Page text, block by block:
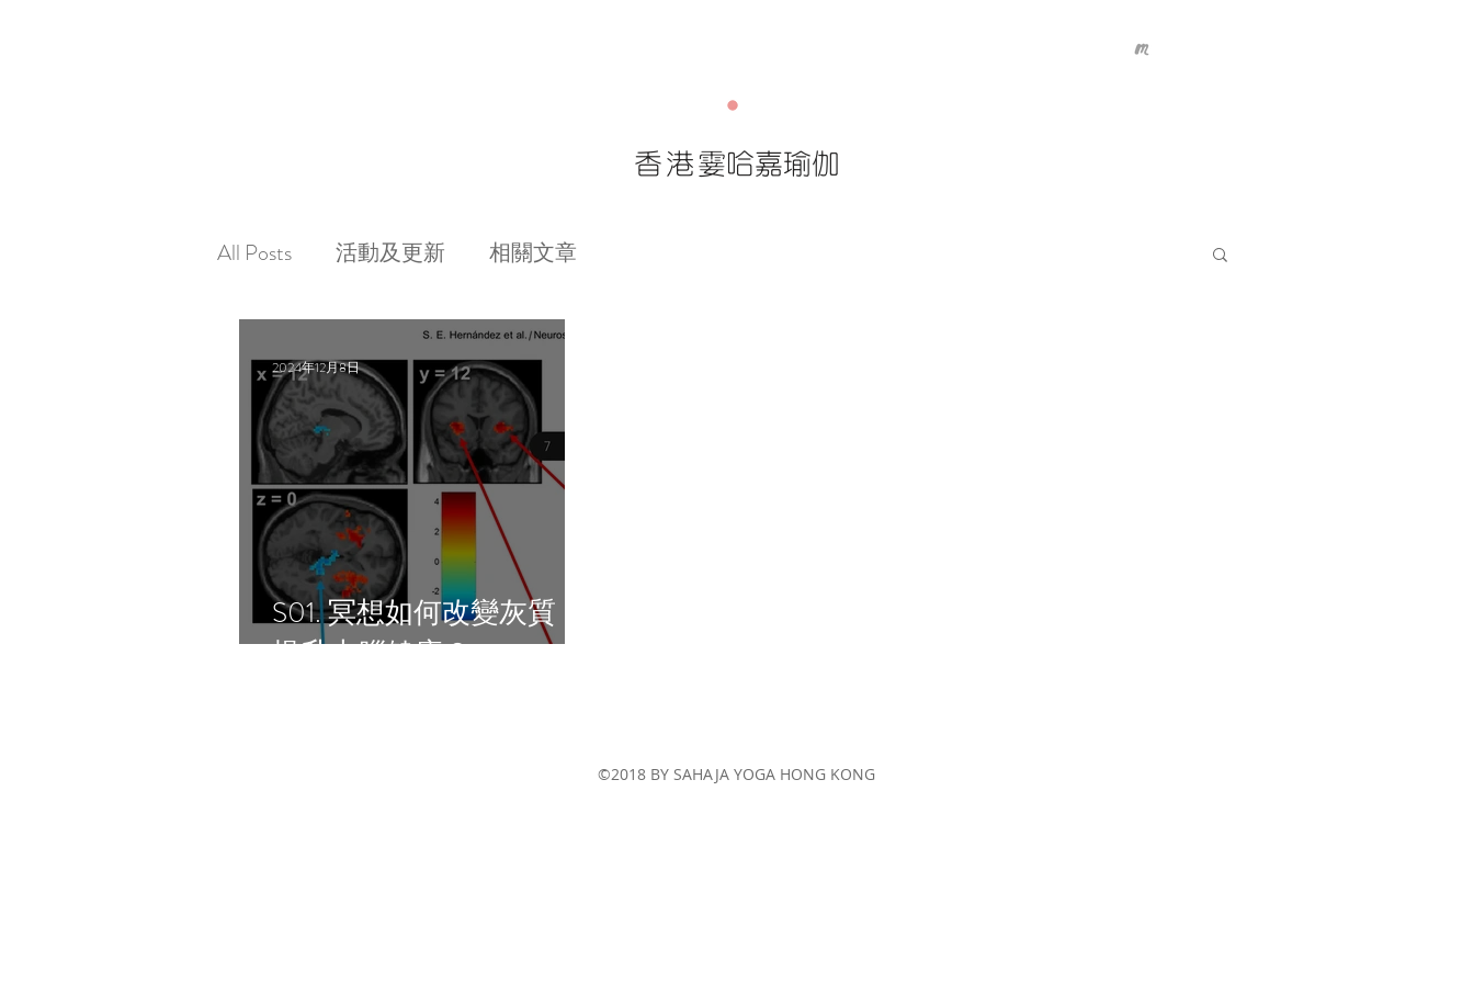
All Posts 活動及更新 相關文章
S01. 冥想如何改變灰質，
提升大腦健康？
2024年12月8日
香港霎哈嘉瑜伽
©2018 BY SAHAJA YOGA HONG KONG